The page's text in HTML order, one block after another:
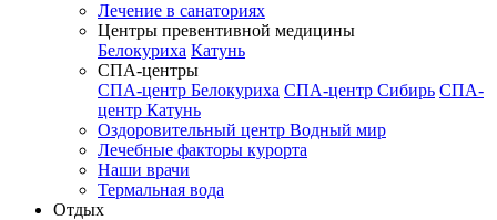
Лечение в санаториях
Центры превентивной медицины
Белокуриха Катунь
СПА-центры
СПА-центр Белокуриха СПА-центр Сибирь СПА-
центр Катунь
Оздоровительный центр Водный мир
Лечебные факторы курорта
Наши врачи
Термальная вода
Отдых